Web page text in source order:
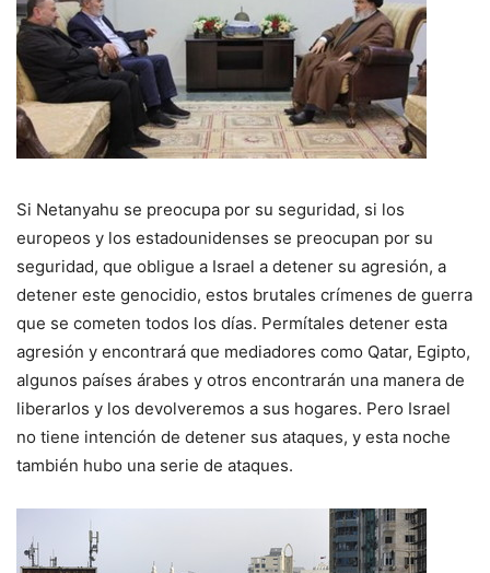
Si Netanyahu se preocupa por su seguridad, si los
europeos y los estadounidenses se preocupan por su
seguridad, que obligue a Israel a detener su agresión, a
detener este genocidio, estos brutales crímenes de guerra
que se cometen todos los días. Permítales detener esta
agresión y encontrará que mediadores como Qatar, Egipto,
algunos países árabes y otros encontrarán una manera de
liberarlos y los devolveremos a sus hogares. Pero Israel
no tiene intención de detener sus ataques, y esta noche
también hubo una serie de ataques.